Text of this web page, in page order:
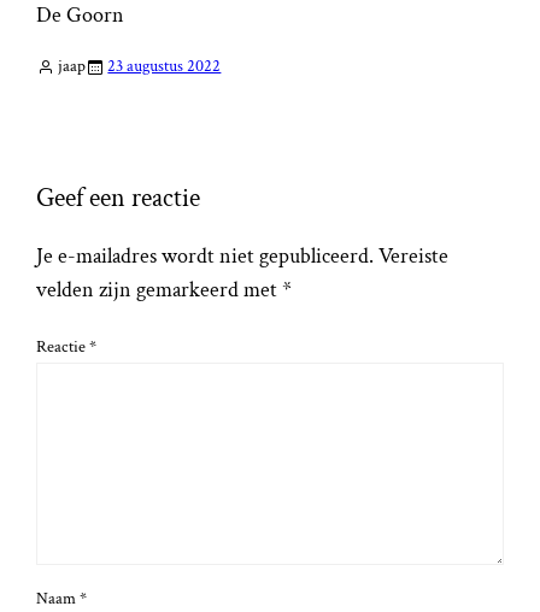
De Goorn
jaap 23 augustus 2022
Geef een reactie
Je e-mailadres wordt niet gepubliceerd. Vereiste
velden zijn gemarkeerd met*
Reactie*
Naam*